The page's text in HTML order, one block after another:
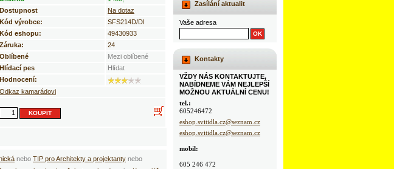
Dostupnost
Na dotaz
Kód výrobce:
SFS214D/DI
Kód eshopu:
49430933
Záruka:
24
Oblíbené
Mezi oblíbené
Hlídací pes
Hlídat
Hodnocení:
Odkaz kamarádovi
nebo TIP pro Architekty a projektanty nebo
Zasílání aktualit
Vaše adresa
Kontakty
VŽDY NÁS KONTAKTUJTE,
NABÍDNEME VÁM NEJLEPŠÍ
MOŽNOU AKTUÁLNÍ CENU!
tel.:
605246472
eshop.svitidla.cz@seznam.cz
eshop.svitidla.cz@seznam.cz
mobil:
605 246 472